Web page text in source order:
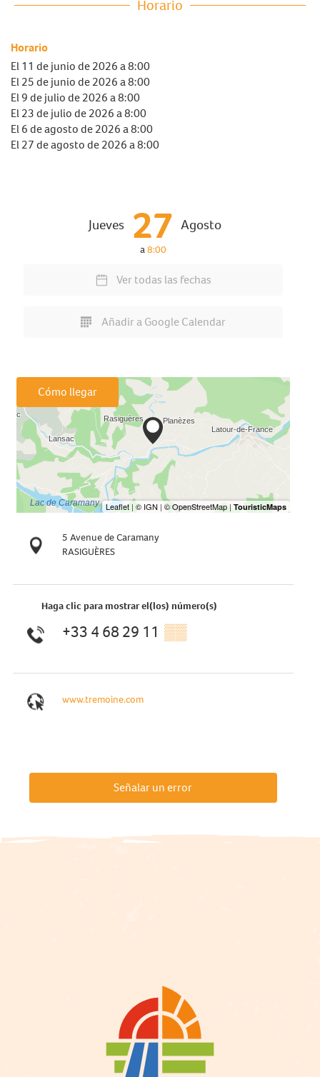
Horario
Horario
El11 de junio de 2026a 8:00
El25 de junio de 2026a 8:00
El9 de julio de 2026a 8:00
El23 de julio de 2026a 8:00
El6 de agosto de 2026a 8:00
El27 de agosto de 2026a 8:00
Jueves 27 Agosto
a8:00
Ver todas las fechas
Añadir a Google Calendar
Cómo llegar
5 Avenue de Caramany
RASIGUÈRES
Haga clic para mostrar el(los) número(s)
+33 4 68 29 11 ▒▒
www.tremoine.com
Señalar un error